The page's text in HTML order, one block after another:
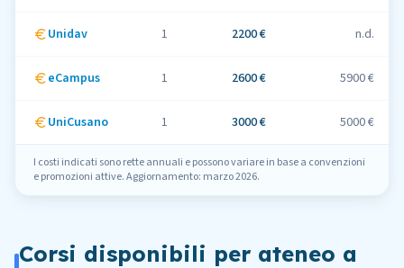
Unidav 1 2200 € n.d.
eCampus 1 2600 € 5900 €
UniCusano 1 3000 € 5000 €
I costi indicati sono rette annuali e possono variare in base a convenzioni
e promozioni attive. Aggiornamento: marzo 2026.
Corsi disponibili per ateneo a